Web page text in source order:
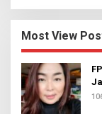
Most View